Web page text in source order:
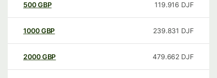
500GBP 119.916 DJF
1000GBP 239.831 DJF
2000GBP 479.662 DJF